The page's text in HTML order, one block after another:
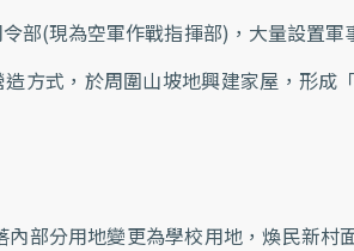
部(現為空軍作戰指揮部)，大量設置
方式，於周圍山坡地興建家屋，形
內部分用地變更為學校用地，煥民新